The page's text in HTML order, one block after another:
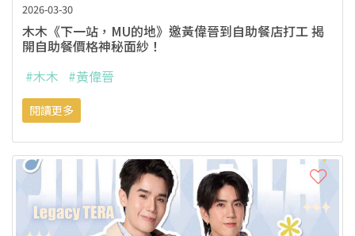
2026-03-30
木木《下一站，MU的地》邀黃偉晉到自助餐店打工 揭
開自助餐價格神秘面紗！
#木木 #黃偉晉
閱讀更多